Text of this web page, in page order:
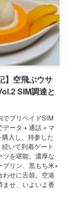
】空飛ぶウサ
SIM調達と
でプリペイドSIM
データ＋通話＋マ
入し、持参した
いて到着ゲート
ツを堪能。濃厚な
プリン、黒もち米×
わせに舌鼓。空港
ませ、いよいよ香